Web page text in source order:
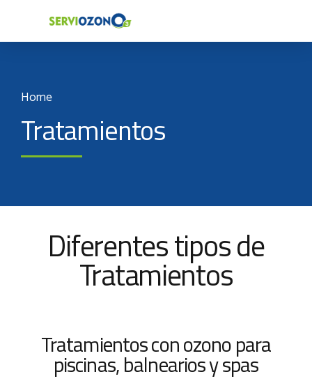
Home
Tratamientos
Diferentes tipos de
Tratamientos
Tratamientos con ozono para
piscinas, balnearios y spas